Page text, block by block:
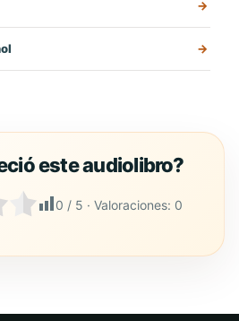
0 / 5 · Valoraciones: 0